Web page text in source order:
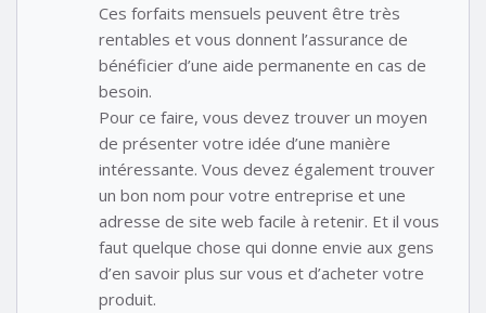
Ces forfaits mensuels peuvent être très
rentables et vous donnent l’assurance de
bénéficier d’une aide permanente en cas de
besoin.
Pour ce faire, vous devez trouver un moyen
de présenter votre idée d’une manière
intéressante. Vous devez également trouver
un bon nom pour votre entreprise et une
adresse de site web facile à retenir. Et il vous
faut quelque chose qui donne envie aux gens
d’en savoir plus sur vous et d’acheter votre
produit.